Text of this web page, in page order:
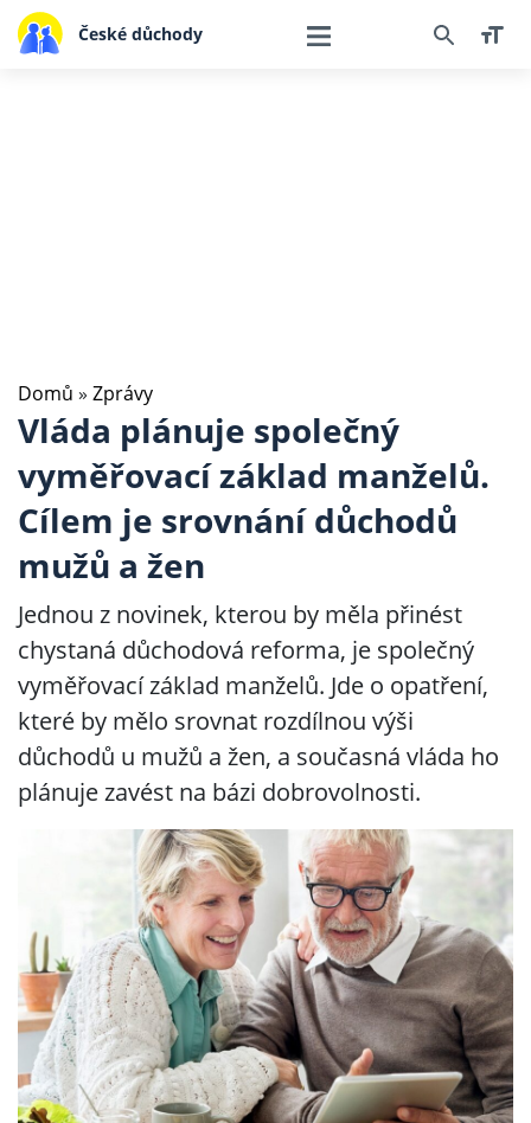
České důchody
Domů » Zprávy
Vláda plánuje společný
vyměřovací základ manželů.
Cílem je srovnání důchodů
mužů a žen
Jednou z novinek, kterou by měla přinést
chystaná důchodová reforma, je společný
vyměřovací základ manželů. Jde o opatření,
které by mělo srovnat rozdílnou výši
důchodů u mužů a žen, a současná vláda ho
plánuje zavést na bázi dobrovolnosti.